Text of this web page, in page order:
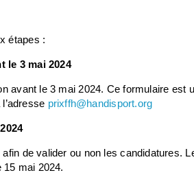
étapes :
le 3 mai 2024
avant le 3 mai 2024. Ce formulaire est
prixffh@handisport.org
de valider ou non les candidatures.
mai 2024.